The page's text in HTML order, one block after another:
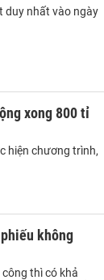
duy nhất vào ngày
xong 800 tỉ
hiện chương trình,
không
thì có khả